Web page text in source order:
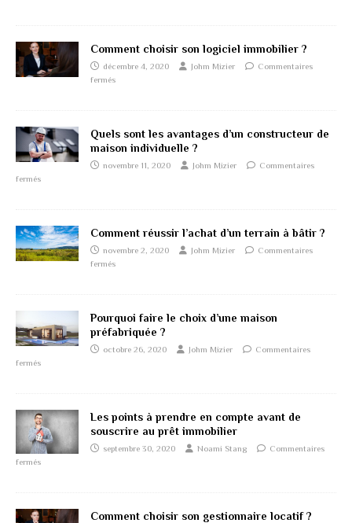
Comment choisir son logiciel immobilier ?
décembre 4, 2020 Johm Mizier
Commentaires
fermés
Quels sont les avantages d’un constructeur de
maison individuelle ?
novembre 11, 2020 Johm Mizier
Commentaires
fermés
Comment réussir l’achat d’un terrain à bâtir ?
novembre 2, 2020 Johm Mizier
Commentaires
fermés
Pourquoi faire le choix d’une maison
préfabriquée ?
octobre 26, 2020 Johm Mizier
Commentaires
fermés
Les points à prendre en compte avant de
souscrire au prêt immobilier
septembre 30, 2020 Noami Stang
Commentaires
fermés
Comment choisir son gestionnaire locatif ?